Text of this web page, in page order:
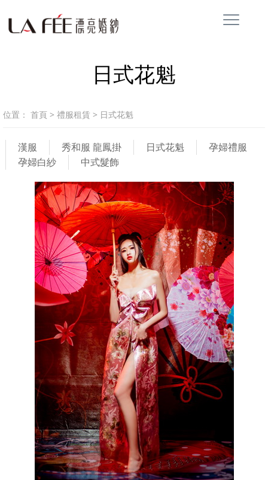
日式花魁
位置： 首頁 > 禮服租賃 > 日式花魁
漢服 秀和服 龍鳳掛 日式花魁
孕婦禮服
孕婦白紗
中式髮飾